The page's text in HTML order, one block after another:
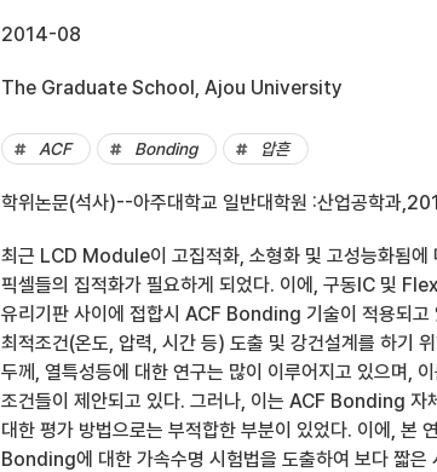
2014-08
The Graduate School, Ajou University
ACF Bonding 압흔
학위논문(석사)--아주대학교 일반대학원 :산업공학과
최근 LCD Module이 고집적화, 소형화 및 고성능화됨에
픽셀들의 집적화가 필요하게 되었다. 이에, 구동IC 및
유리기판 사이에 접합시 ACF Bonding 기술이 적용되
최적조건(온도, 압력, 시간 등) 도출 및 강건설계를 하기
두께, 열특성등에 대한 연구는 많이 이루어지고 있으며,
조건들이 제안되고 있다. 그러나, 이는 ACF Bonding
대한 평가 방법으로는 부적합한 부분이 있었다. 이에,
Bonding에 대한 가속수명 시험법을 도출하여 보다 짧